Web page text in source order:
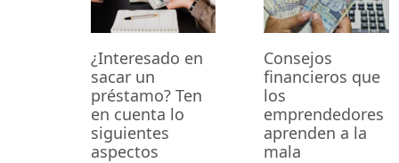
¿Interesado en
sacar un
préstamo? Ten
en cuenta lo
siguientes
aspectos
Consejos
financieros que
los
emprendedores
aprenden a la
mala